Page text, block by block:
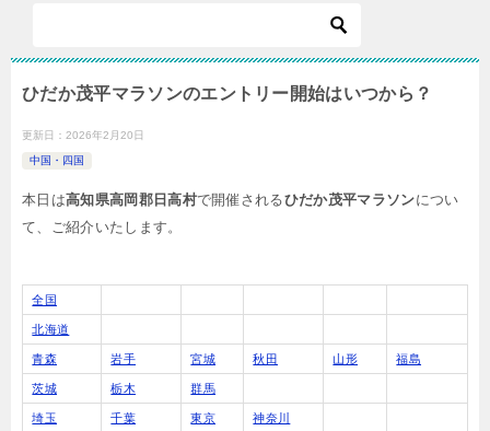
ひだか茂平マラソンのエントリー開始はいつから？
更新日： 2026年2月20日
中国・四国
本日は高知県高岡郡日高村で開催されるひだか茂平マラソンについ
て、ご紹介いたします。
全国
北海道
青森 岩手 宮城 秋田 山形 福島
茨城 栃木 群馬
埼玉 千葉 東京 神奈川